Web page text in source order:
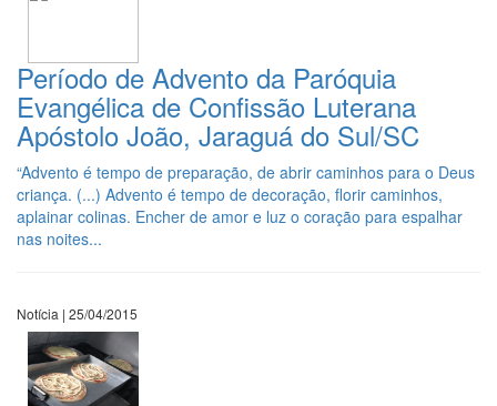
Período de Advento da Paróquia
Evangélica de Confissão Luterana
Apóstolo João, Jaraguá do Sul/SC
“Advento é tempo de preparação, de abrir caminhos para o Deus
criança. (...) Advento é tempo de decoração, florir caminhos,
aplainar colinas. Encher de amor e luz o coração para espalhar
nas noites...
Notícia | 25/04/2015